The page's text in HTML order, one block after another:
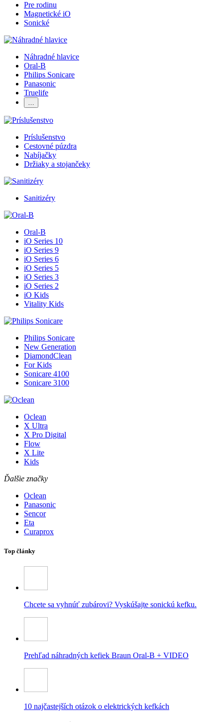
Pre rodinu
Magnetické iO
Sonické
Náhradné hlavice
Oral-B
Philips Sonicare
Panasonic
Truelife
…
Príslušenstvo
Cestovné púzdra
Nabíjačky
Držiaky a stojančeky
Sanitizéry
Oral-B
iO Series 10
iO Series 9
iO Series 6
iO Series 5
iO Series 3
iO Series 2
iO Kids
Vitality Kids
Philips Sonicare
New Generation
DiamondClean
For Kids
Sonicare 4100
Sonicare 3100
Oclean
X Ultra
X Pro Digital
Flow
X Lite
Kids
Ďalšie značky
Oclean
Panasonic
Sencor
Eta
Curaprox
Top články
Chcete sa vyhnúť zubárovi? Vyskúšajte sonickú kefku.
Prehľad náhradných kefiek Braun Oral-B + VIDEO
10 najčastejších otázok o elektrických kefkách